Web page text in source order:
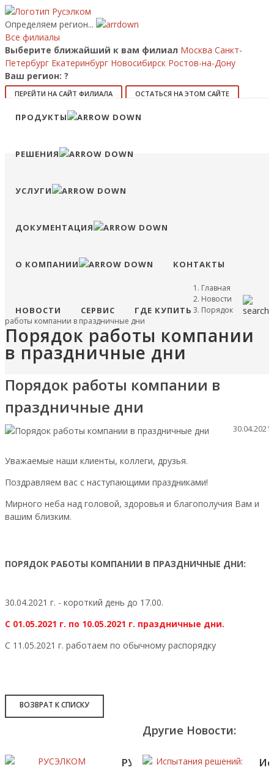
Определяем регион...
Все филиалы
Выберите ближайший к вам филиал Москва Санкт-
Петербург Екатеринбург Новосибирск Ростов-на-Дону
Ваш регион: ?
ПЕРЕЙТИ НА САЙТ ФИЛИАЛА ОСТАТЬСЯ НА ЭТОМ САЙТЕ
Позвонить
Сравнение
ПРОДУКТЫ
РЕШЕНИЯ
УСЛУГИ
ДОКУМЕНТАЦИЯ
О КОМПАНИИ КОНТАКТЫ
НОВОСТИ СЕРВИС ГДЕ КУПИТЬ
Главная
Новости
Порядок
работы компании в праздничные дни
Порядок работы компании
в праздничные дни
Порядок работы компании в
праздничные дни
30.04.2021
Уважаемые наши клиенты, коллеги, друзья.
Поздравляем вас с наступающими праздниками!
Мирного неба над головой, здоровья и благополучия Вам и
вашим близким.
ПОРЯДОК РАБОТЫ КОМПАНИИ В ПРАЗДНИЧНЫЕ ДНИ:
30.04.2021 г. - короткий день до 17.00.
С 01.05.2021 г. по 10.05.2021 г. праздничные дни.
С 11.05.2021 г. работаем по обычному распорядку
ВОЗВРАТ К СПИСКУ
Другие Новости:
РУСЭЛКОМ